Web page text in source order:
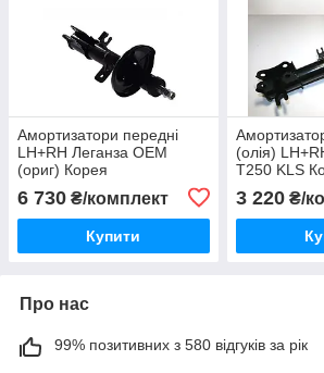
Амортизатори передні
LH+RH Леганза ОЕМ
(ориг) Корея
6 730 ₴/комплект
Купити
(олія)
Т250 KLS
3 220₴/
Про нас
99% позитивних з 580 відгуків за рік